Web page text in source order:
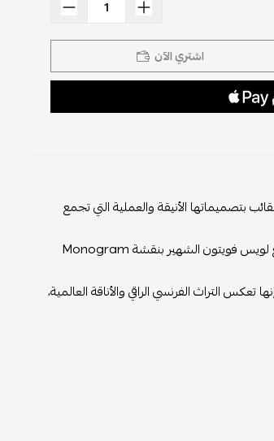
اشتري الآن
بتصميماتها الأنيقة والعملية التي تجمع
تصنع حقائب لويس فويتون من مواد فاخرة، وتتميز بالحرفية العالية والجودة الفائقة للتفاصيل. تتميز بتوقيع لويس فويتون الشهير بنقشة Monogram
التراث الفرنسي الراقي والأناقة العالمية،